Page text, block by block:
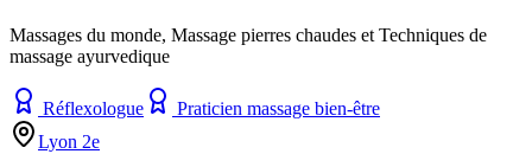
Massages du monde, Massage pierres chaudes et Techniques de
massage ayurvedique
Réflexologue
Praticien massage bien-être
Lyon 2e